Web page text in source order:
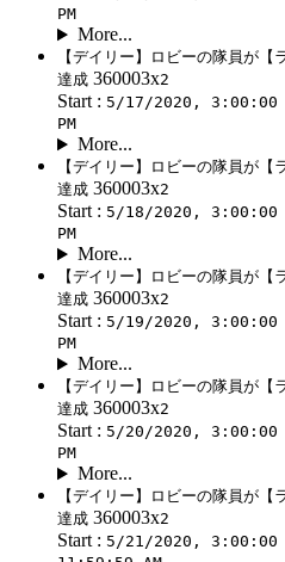
PM
More...
【デイリー】ロビーの隊員が
達成 360003x2
Start : 5/17/2020, 3:00:00
PM
More...
【デイリー】ロビーの隊員が
達成 360003x2
Start : 5/18/2020, 3:00:00
PM
More...
【デイリー】ロビーの隊員が
達成 360003x2
Start : 5/19/2020, 3:00:00
PM
More...
【デイリー】ロビーの隊員が
達成 360003x2
Start : 5/20/2020, 3:00:00
PM
More...
【デイリー】ロビーの隊員が
達成 360003x2
Start : 5/21/2020, 3:00:00